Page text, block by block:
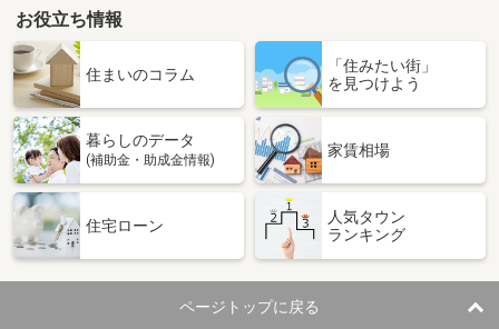
兵庫県神戸市灘区天城通１丁目
価 格
6.30万円
兵庫県神戸市灘区天城通１丁目
専有面積 27.28m²
間取り
ワンルーム
兵庫県姫路市飾磨区阿成植木
住 所
兵庫県姫路市飾磨区阿成植木
専有面積 58.3m²
間取り
2LDK
お役立ち情報
住まいのコラム
「住みたい街」
を見つけよう
暮らしのデータ
(補助金・助成金情報)
家賃相場
住宅ローン
人気タウン
ランキング
ページトップに戻る